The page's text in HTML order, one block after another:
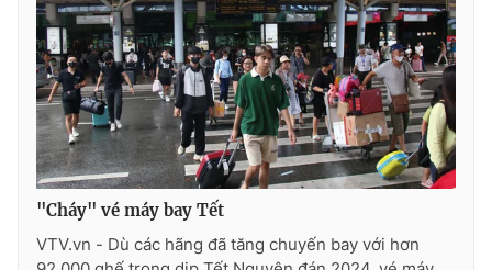
"Cháy" vé máy bay Tết
VTV.vn - Dù các hãng đã tăng chuyến bay với hơn